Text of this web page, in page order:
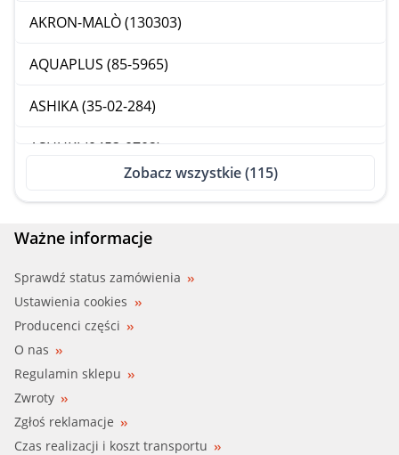
AKRON-MALÒ (130303)
AQUAPLUS (85-5965)
ASHIKA (35-02-284)
ASHUKI (0453-0702)
BH SERVICE, HELLA (8MP 376 803-701)
BH SERVICE, HELLA (8MP 376 803-704)
BUGATTI (PA10048)
BUGATTI (PA10324)
CAR (332474)
Zobacz wszystkie (115)
Ważne informacje
Sprawdź status zamówienia
Ustawienia cookies
Producenci części
O nas
Regulamin sklepu
Zwroty
Zgłoś reklamacje
Czas realizacji i koszt transportu